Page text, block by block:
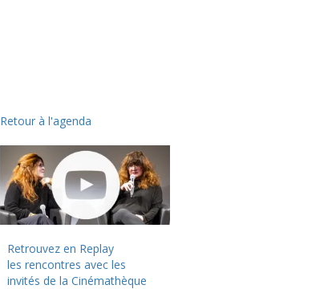
Retour à l'agenda
Retrouvez en Replay
les rencontres avec les
invités de la Cinémathèque